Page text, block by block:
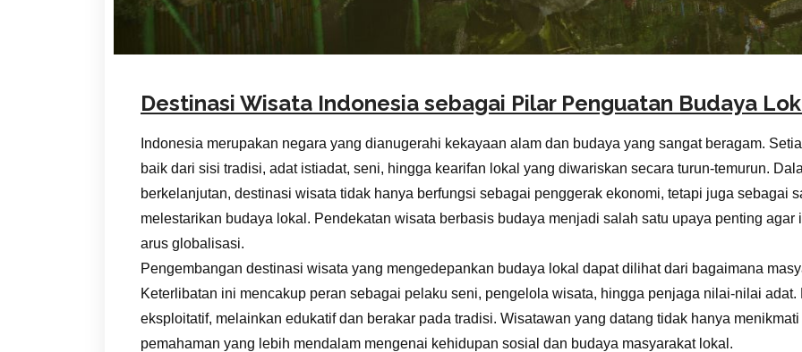
Destinasi Wisata Indonesia sebagai Pilar Penguatan Budaya
Indonesia merupakan negara yang dianugerahi kekayaan alam dan budaya yang sangat beragam.
baik dari sisi tradisi, adat istiadat, seni, hingga kearifan lokal yang diwariskan secara turun-temurun.
berkelanjutan, destinasi wisata tidak hanya berfungsi sebagai penggerak ekonomi, tetapi juga sebagai
melestarikan budaya lokal. Pendekatan wisata berbasis budaya menjadi salah satu upaya penting
arus globalisasi.
Pengembangan destinasi wisata yang mengedepankan budaya lokal dapat dilihat dari bagaimana
Keterlibatan ini mencakup peran sebagai pelaku seni, pengelola wisata, hingga penjaga nilai-nilai
eksploitatif, melainkan edukatif dan berakar pada tradisi. Wisatawan yang datang tidak hanya
pemahaman yang lebih mendalam mengenai kehidupan sosial dan budaya masyarakat lokal.